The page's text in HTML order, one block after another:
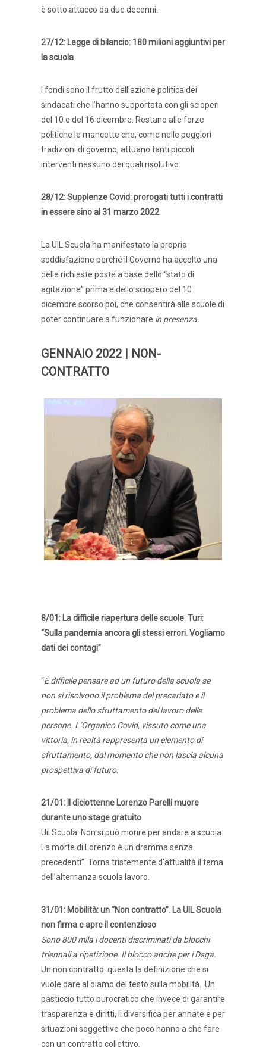
è sotto attacco da due decenni.
27/12: Legge di bilancio: 180 milioni aggiuntivi per
la scuola
I fondi sono il frutto dell’azione politica dei
sindacati che l’hanno supportata con gli scioperi
del 10 e del 16 dicembre. Restano alle forze
politiche le mancette che, come nelle peggiori
tradizioni di governo, attuano tanti piccoli
interventi nessuno dei quali risolutivo.
28/12: Supplenze Covid: prorogati tutti i contratti
in essere sino al 31 marzo 2022
La UIL Scuola ha manifestato la propria
soddisfazione perché il Governo ha accolto una
delle richieste poste a base dello “stato di
agitazione” prima e dello sciopero del 10
dicembre scorso poi, che consentirà alle scuole di
poter continuare a funzionare in presenza
GENNAIO 2022 | NON-
CONTRATTO
8/01: La difficile riapertura delle scuole. Turi:
“Sulla pandemia ancora gli stessi errori. Vogliamo
dati dei contagi”
“È difficile pensare ad un futuro della scuola se
non si risolvono il problema del precariato e il
problema dello sfruttamento del lavoro delle
persone. L’Organico Covid, vissuto come una
vittoria, in realtà rappresenta un elemento di
sfruttamento, dal momento che non lascia alcuna
prospettiva di futuro.
21/01: Il diciottenne Lorenzo Parelli muore
durante uno stage gratuito
Uil Scuola: Non si può morire per andare a scuola.
La morte di Lorenzo è un dramma senza
precedenti”. Torna tristemente d’attualità il tema
dell’alternanza scuola lavoro.
31/01: Mobilità: un “Non contratto”. La UIL Scuola
non firma e apre il contenzioso
Sono 800 mila i docenti discriminati da blocchi
triennali a ripetizione. Il blocco anche per i Dsga.
Un non contratto: questa la definizione che si
vuole dare al diamo del testo sulla mobilità. Un
pasticcio tutto burocratico che invece di garantire
trasparenza e diritti, li diversifica per annate e per
situazioni soggettive che poco hanno a che fare
con un contratto collettivo.